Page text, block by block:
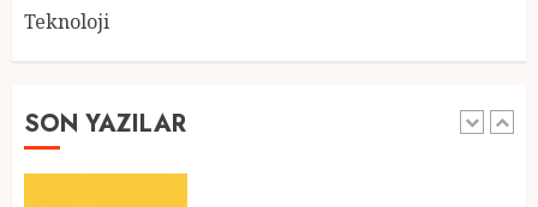
Teknoloji
SON YAZILAR
1
2025 En İyi Yaz Tatilleri